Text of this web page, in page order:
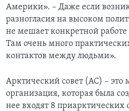
Америки». – Даже если
разногласия на высоком
не мешает конкретной
Там очень много
контактов между людьми».
Арктический совет (АС) – это
организация, которая была
нее входят 8 приарктических